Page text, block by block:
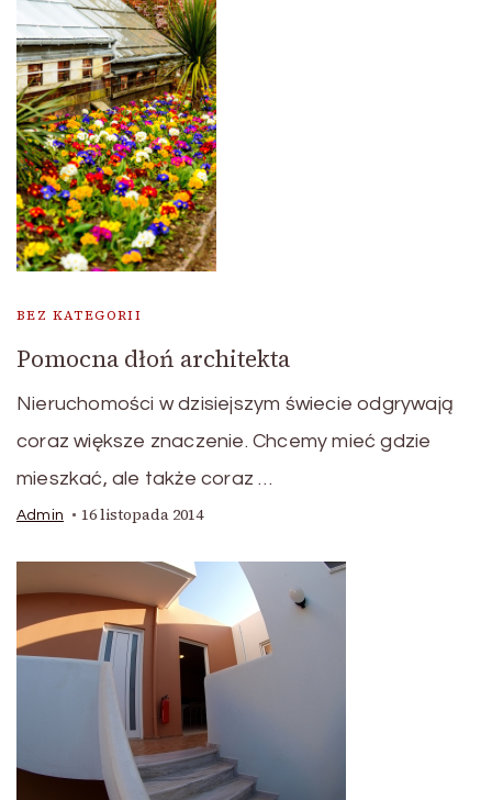
BEZ KATEGORII
Pomocna dłoń architekta
Nieruchomości w dzisiejszym świecie odgrywają
coraz większe znaczenie. Chcemy mieć gdzie
mieszkać, ale także coraz …
Admin 16 listopada 2014